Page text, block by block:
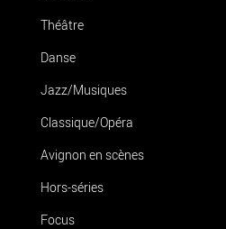
Théâtre
Danse
Jazz/Musiques
Classique/Opéra
Avignon en scènes
Hors-séries
Focus